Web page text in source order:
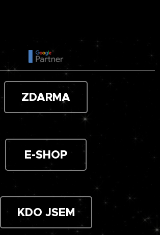
ZDARMA
E-SHOP
KDO JSEM